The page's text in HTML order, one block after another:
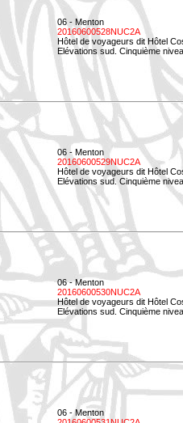
06 - Menton
20160600528NUC2A
Hôtel de voyageurs dit Hôtel
Elévations sud. Cinquième
06 - Menton
20160600529NUC2A
Hôtel de voyageurs dit Hôtel
Elévations sud. Cinquième
06 - Menton
20160600530NUC2A
Hôtel de voyageurs dit Hôtel
Elévations sud. Cinquième
06 - Menton